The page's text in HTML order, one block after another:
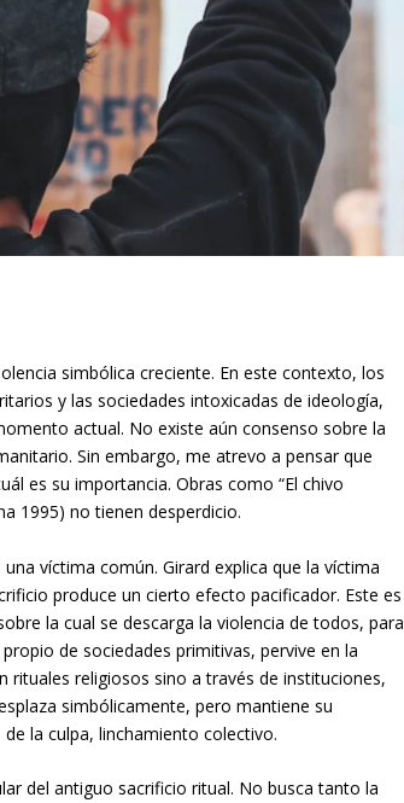
simbólica creciente. En este contexto, los
y las sociedades intoxicadas de ideología,
actual. No existe aún consenso sobre la
Sin embargo, me atrevo a pensar que
es su importancia. Obras como “El chivo
1995) no tienen desperdicio.
víctima común. Girard explica que la víctima
produce un cierto efecto pacificador. Este es
la cual se descarga la violencia de todos, para
de sociedades primitivas, pervive en la
rituales religiosos sino a través de instituciones,
simbólicamente, pero mantiene su
la culpa, linchamiento colectivo.
del antiguo sacrificio ritual. No busca tanto la